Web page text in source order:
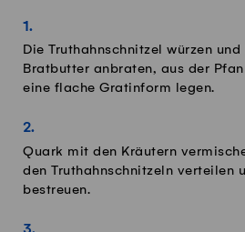
Die Truthahnschnitzel würzen
Bratbutter anbraten, aus der
eine flache Gratinform legen.
Quark mit den Kräutern
den Truthahnschnitzeln verteilen
bestreuen.